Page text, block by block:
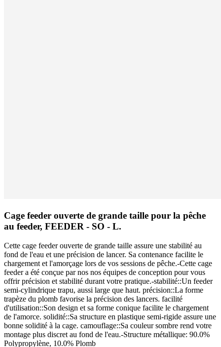
Cage feeder ouverte de grande taille pour la pêche
au feeder, FEEDER - SO - L.
Cette cage feeder ouverte de grande taille assure une stabilité au
fond de l'eau et une précision de lancer. Sa contenance facilite le
chargement et l'amorçage lors de vos sessions de pêche.-Cette cage
feeder a été conçue par nos nos équipes de conception pour vous
offrir précision et stabilité durant votre pratique.-stabilité::Un feeder
semi-cylindrique trapu, aussi large que haut. précision::La forme
trapèze du plomb favorise la précision des lancers. facilité
d'utilisation::Son design et sa forme conique facilite le chargement
de l'amorce. solidité::Sa structure en plastique semi-rigide assure une
bonne solidité à la cage. camouflage::Sa couleur sombre rend votre
montage plus discret au fond de l'eau.-Structure métallique: 90.0%
Polypropylène, 10.0% Plomb